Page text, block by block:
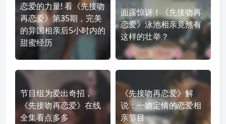
恋爱的力量! 看《先接吻
再恋爱》第35期，完美
的异国相亲后5小时内的
甜蜜经历
面露惊讶！《先接吻再
恋爱》泳池相亲竟然有
这样的壮举？
节目组为爱出奇招，
《先接吻再恋爱》在线
全集看点多多
《先接吻再恋爱》解
说：一吻定情的恋爱相
亲节目